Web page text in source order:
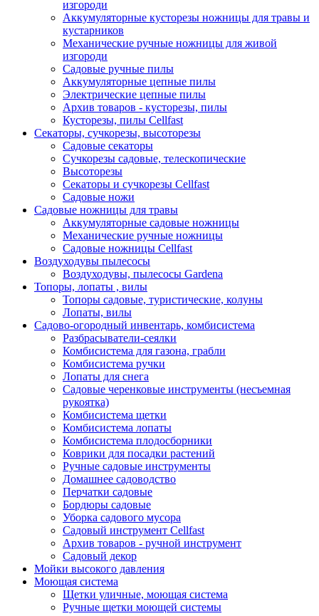
изгороди
Аккумуляторные кусторезы ножницы для травы и
кустарников
Механические ручные ножницы для живой
изгороди
Садовые ручные пилы
Аккумуляторные цепные пилы
Электрические цепные пилы
Архив товаров - кусторезы, пилы
Кусторезы, пилы Cellfast
Секаторы, сучкорезы, высоторезы
Садовые секаторы
Сучкорезы садовые, телескопические
Высоторезы
Секаторы и сучкорезы Cellfast
Садовые ножи
Садовые ножницы для травы
Аккумуляторные садовые ножницы
Механические ручные ножницы
Садовые ножницы Cellfast
Воздуходувы пылесосы
Воздуходувы, пылесосы Gardena
Топоры, лопаты , вилы
Топоры садовые, туристические, колуны
Лопаты, вилы
Садово-огородный инвентарь, комбисистема
Разбрасыватели-сеялки
Комбисистема для газона, грабли
Комбисистема ручки
Лопаты для снега
Садовые черенковые инструменты (несъемная
рукоятка)
Комбисистема щетки
Комбисистема лопаты
Комбисистема плодосборники
Коврики для посадки растений
Ручные садовые инструменты
Домашнее садоводство
Перчатки садовые
Бордюры садовые
Уборка садового мусора
Садовый инструмент Cellfast
Архив товаров - ручной инструмент
Садовый декор
Мойки высокого давления
Моющая система
Щетки уличные, моющая система
Ручные щетки моющей системы